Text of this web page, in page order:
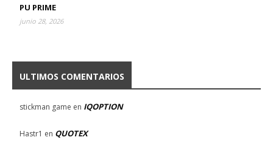
PU PRIME
junio 28, 2026
ULTIMOS COMENTARIOS
stickman game en IQOPTION
Hastr1 en QUOTEX